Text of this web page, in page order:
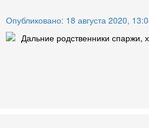
Опубликовано: 18 августа 2020,
Дальние родственники спаржи,